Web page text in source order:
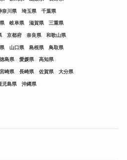
奈川県 埼玉県 千葉県
岐阜県 滋賀県 三重県
京都府 奈良県 和歌山県
山口県 島根県 鳥取県
徳島県 愛媛県 高知県
宮崎県 長崎県 佐賀県 大分県
児島県 沖縄県